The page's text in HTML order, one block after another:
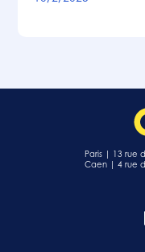
Paris | 13 rue
Caen | 4 rue